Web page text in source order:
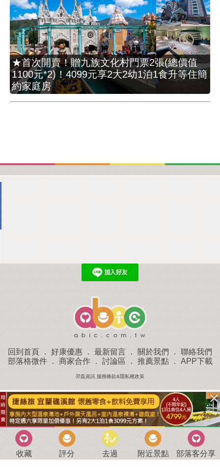
★首次開賣！贈九族文化村門票2張(總價值
1100元*2)！4099元享2大2幼1泊1食升等住簡
約家庭房
回到首頁 ． 好康優惠 ． 最新留言 ． 關於我們 ． 聯絡我們
部落格微件． 商家合作． 討論區 ． 推薦景點． APP下載
羿磊資訊 服務條款&隱私權政策
收藏 評分 去過 附近景點 部落客分享